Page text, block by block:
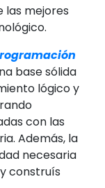
las mejores
base sólida
lógico y
con las
Además, la
necesaria
construís